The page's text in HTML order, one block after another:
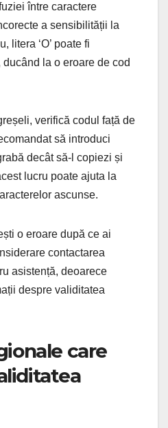
între caractere
a sensibilității la
litera ‘O’ poate fi
ducând la o eroare de cod
verifică codul față de
să introduci
decât să-l copiezi și
lucru poate ajuta la
ascunse.
o eroare după ce ai
contactarea
asistență, deoarece
despre validitatea
care